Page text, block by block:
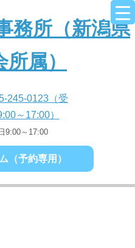
9:00～17:00
（予約専用）